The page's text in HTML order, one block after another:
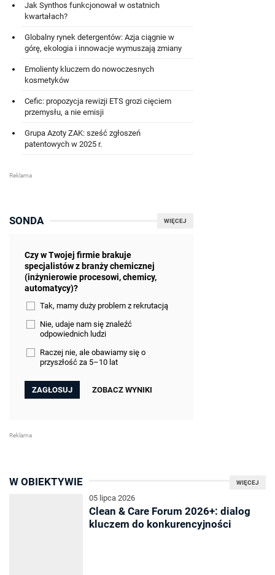
Jak Synthos funkcjonował w ostatnich
kwartałach?
Globalny rynek detergentów: Azja ciągnie w
górę, ekologia i innowacje wymuszają zmiany
Emolienty kluczem do nowoczesnych
kosmetyków
Cefic: propozycja rewizji ETS grozi cięciem
przemysłu, a nie emisji
Grupa Azoty ZAK: sześć zgłoszeń
patentowych w 2025 r.
WIĘCEJ
SONDA
Czy w Twojej firmie brakuje
specjalistów z branży chemicznej
(inżynierowie procesowi, chemicy,
automatycy)?
Tak, mamy duży problem z rekrutacją
Nie, udaje nam się znaleźć
odpowiednich ludzi
Raczej nie, ale obawiamy się o
przyszłość za 5–10 lat
ZOBACZ WYNIKI
WIĘCEJ
W OBIEKTYWIE
05 lipca 2026
Clean & Care Forum 2026+: dialog
kluczem do konkurencyjności